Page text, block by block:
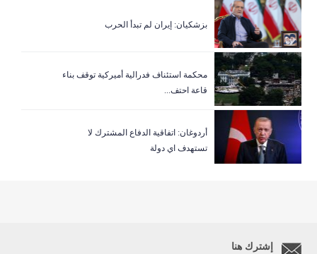
بزشكيان: إيران لم تبدأ الحرب
‏محكمة استئناف فدرالية أميركية توقف بناء
قاعة احتف...
أردوغان: اتفاقية الدفاع المشترك لا
تستهدف اي دولة
إشترك هنا